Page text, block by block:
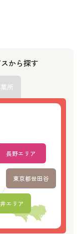
から探す
所
エリア
長野エリア
東京都世田谷